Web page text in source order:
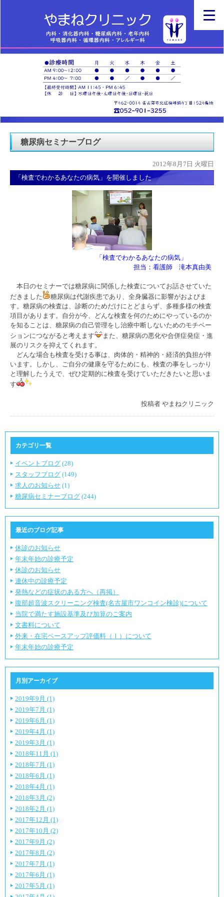
糖尿病セミナーブログ
2012年8月7日 火曜日
「検査でわかるあなたの病気」を開催しました
「検査でわかるあなたの病気」
担当：看護師 滝本真由美
本日のセミナーでは糖尿病に関係した検査についてお話させていた
だきました
糖尿病は代謝疾患であり、全身臓器に影響がおよびま
す。糖尿病の検査は、診断のためだけにとどまらず、多種多様の検査
項目があります。自分が今、どんな検査を何のためにやっているのか
を知ることは、糖尿病の自己管理をし治療中断しないためのモチベー
ションにつながると考えます
また、糖尿病の悪化や合併症発症・進
展のリスクを抑えてくれます。
どんな場合も検査を受ける事は、肉体的・精神的・経済的負担が伴
います。しかし、ご自分の健康を守るためにも、検査の事をしっかり
と理解したうえで、ぜひ定期的に検査を受けていただきたいと思いま
す
投稿者 やまねクリニック
カテゴリ一覧
イベントブログ (28)
スタッフブログ (149)
求人のお知らせ (1)
糖尿病セミナーブログ (244)
最近のブログ記事
休診のお知らせ
年末年始の診療予定
休診のお知らせ
連休中の診療予定
発熱などの症状のある方へ（再掲）
腹部超音波スクリーニング検査(名古屋市ワンコイン検診)について
当院で満たす施設基準及び加算のご案内
文書料について
外来・在宅ベースアップ評価料（Ⅰ）について
年末年始の診療予定
月別アーカイブ
2019年9月 (1)
2019年7月 (1)
2019年6月 (1)
2019年4月 (1)
2019年3月 (1)
2018年11月 (1)
2018年7月 (1)
2018年6月 (1)
2018年4月 (1)
2018年3月 (2)
2018年2月 (1)
2017年12月 (1)
2017年10月 (2)
2017年9月 (2)
2017年8月 (2)
2017年7月 (1)
2017年6月 (1)
2017年5月 (1)